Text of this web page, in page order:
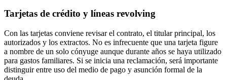
Tarjetas de crédito y líneas revolving
Con las tarjetas conviene revisar el contrato, el titular principal, los
autorizados y los extractos. No es infrecuente que una tarjeta figure
a nombre de un solo cónyuge aunque durante años se haya utilizado
para gastos familiares. Si se inicia una reclamación, será importante
distinguir entre uso del medio de pago y asunción formal de la